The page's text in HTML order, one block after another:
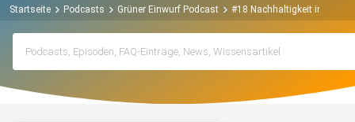
Startseite Podcasts Grüner Einwurf Podcast #18 Nachhaltigkeit im